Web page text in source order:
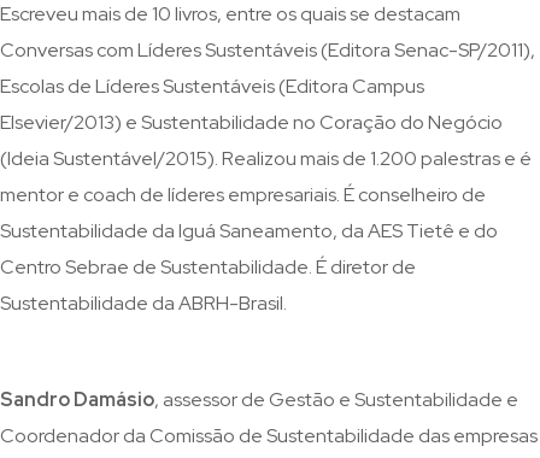
Escreveu mais de 10 livros, entre os quais se destacam
Conversas com Líderes Sustentáveis (Editora Senac-SP/2011),
Escolas de Líderes Sustentáveis (Editora Campus
Elsevier/2013) e Sustentabilidade no Coração do Negócio
(Ideia Sustentável/2015). Realizou mais de 1.200 palestras e é
mentor e coach de líderes empresariais. É conselheiro de
Sustentabilidade da Iguá Saneamento, da AES Tietê e do
Centro Sebrae de Sustentabilidade. É diretor de
Sustentabilidade da ABRH-Brasil.
Sandro Damásio, assessor de Gestão e Sustentabilidade e
Coordenador da Comissão de Sustentabilidade das empresas